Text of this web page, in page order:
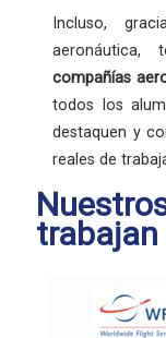
Incluso,
aeronáutica,
compañías
todos los
destaquen y
reales de
trabajan